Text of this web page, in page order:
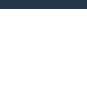
Devenir partenaire